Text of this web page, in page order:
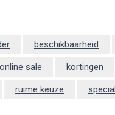
beschikbaarheid
sale kortingen
ruime keuze